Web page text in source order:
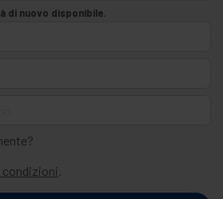
di nuovo disponibile.
condizioni.